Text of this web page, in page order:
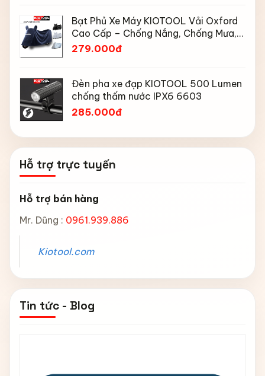
Bạt Phủ Xe Máy KIOTOOL Vải Oxford
Cao Cấp – Chống Nắng, Chống Mưa,
Chống Bụi, Chống Tia UV, Có Phản
279.000đ
Đèn pha xe đạp KIOTOOL 500 Lumen
chống thấm nước IPX6 6603
285.000đ
Hỗ trợ trực tuyến
Hỗ trợ bán hàng
Mr. Dũng : 0961.939.886
Kiotool.com
Tin tức - Blog